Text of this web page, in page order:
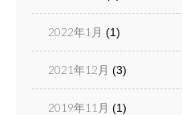
2022年1月 (1)
2021年12月 (3)
2019年11月 (1)